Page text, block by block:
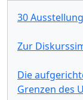
30
Zur
Die
Grenzen des